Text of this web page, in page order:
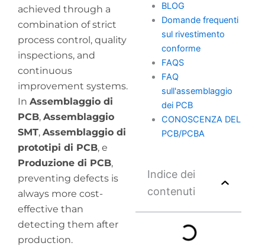
achieved through a
combination of strict
process control, quality
inspections, and
continuous
improvement systems.
In Assemblaggio di
PCB, Assemblaggio
SMT, Assemblaggio di
prototipi di PCB, e
Produzione di PCB,
preventing defects is
always more cost-
effective than
detecting them after
production.
BLOG
Domande frequenti
sul rivestimento
conforme
FAQS
FAQ
sull'assemblaggio
dei PCB
CONOSCENZA DEL
PCB/PCBA
Indice dei
contenuti